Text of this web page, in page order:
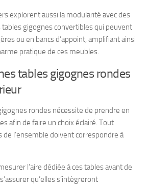
explorent aussi la modularité avec des
gigognes convertibles qui peuvent
ou en bancs d’appoint, amplifiant ainsi
pratique de ces meubles.
tables gigognes rondes
rondes nécessite de prendre en
afin de faire un choix éclairé. Tout
de l’ensemble doivent correspondre à
l’aire dédiée à ces tables avant de
qu’elles s’intègreront